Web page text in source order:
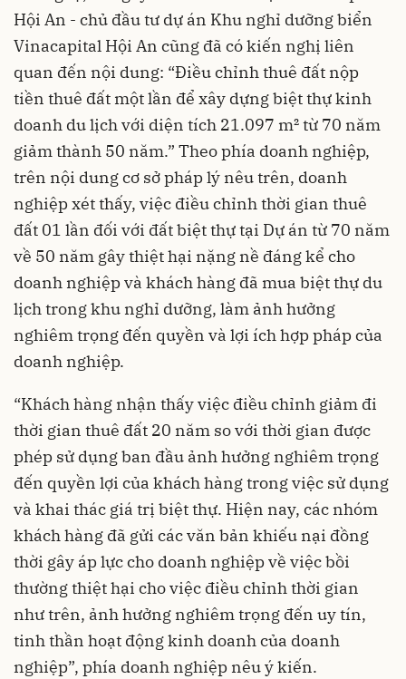
Hội An - chủ đầu tư dự án Khu nghỉ dưỡng biển
Vinacapital Hội An cũng đã có kiến nghị liên
quan đến nội dung: “Điều chỉnh thuê đất nộp
tiền thuê đất một lần để xây dựng biệt thự kinh
doanh du lịch với diện tích 21.097 m² từ 70 năm
giảm thành 50 năm.” Theo phía doanh nghiệp,
trên nội dung cơ sở pháp lý nêu trên, doanh
nghiệp xét thấy, việc điều chỉnh thời gian thuê
đất 01 lần đối với đất biệt thự tại Dự án từ 70 năm
về 50 năm gây thiệt hại nặng nề đáng kể cho
doanh nghiệp và khách hàng đã mua biệt thự du
lịch trong khu nghỉ dưỡng, làm ảnh hưởng
nghiêm trọng đến quyền và lợi ích hợp pháp của
doanh nghiệp.
“Khách hàng nhận thấy việc điều chỉnh giảm đi
thời gian thuê đất 20 năm so với thời gian được
phép sử dụng ban đầu ảnh hưởng nghiêm trọng
đến quyền lợi của khách hàng trong việc sử dụng
và khai thác giá trị biệt thự. Hiện nay, các nhóm
khách hàng đã gửi các văn bản khiếu nại đồng
thời gây áp lực cho doanh nghiệp về việc bồi
thường thiệt hại cho việc điều chỉnh thời gian
như trên, ảnh hưởng nghiêm trọng đến uy tín,
tinh thần hoạt động kinh doanh của doanh
nghiệp”, phía doanh nghiệp nêu ý kiến.